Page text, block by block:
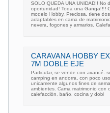
SOLO QUEDA UNA UNIDAD!! No
oportunidad! Toda una Ganga!!!!
modelo Hobby. Preciosa, tiene
adaptables en cama de
nevera, fogones y armarios.
CARAVANA HOBBY
7M DOBLE EJE
Particular, se vende con avancé.
camping en andorra. con poco
unicamente algunos fines de
ambientes. Cama matrimonio con
calefacción, baño, cocina y dobl